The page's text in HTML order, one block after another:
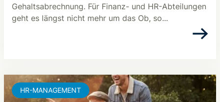
Gehaltsabrechnung. Für Finanz- und HR-Abteilungen
geht es längst nicht mehr um das Ob, so...
HR-MANAGEMENT